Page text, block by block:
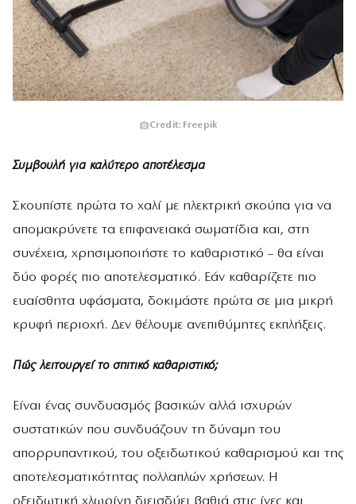
Credit: Freepik
Συμβουλή για καλύτερο αποτέλεσμα
Σκουπίστε πρώτα το χαλί με ηλεκτρική σκούπα για να
απομακρύνετε τα επιφανειακά σωματίδια και, στη
συνέχεια, χρησιμοποιήστε το καθαριστικό – θα είναι
δύο φορές πιο αποτελεσματικό. Εάν καθαρίζετε πιο
ευαίσθητα υφάσματα, δοκιμάστε πρώτα σε μια μικρή
κρυφή περιοχή. Δεν θέλουμε ανεπιθύμητες εκπλήξεις.
Πώς λειτουργεί το σπιτικό καθαριστικό;
Είναι ένας συνδυασμός βασικών αλλά ισχυρών
συστατικών που συνδυάζουν τη δύναμη του
απορρυπαντικού, του οξειδωτικού καθαρισμού και της
αποτελεσματικότητας πολλαπλών χρήσεων. Η